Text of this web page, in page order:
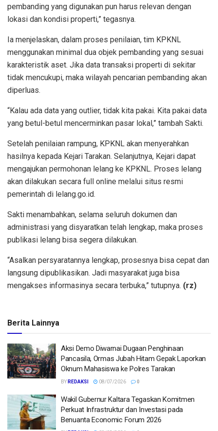
pembanding yang digunakan pun harus relevan dengan
lokasi dan kondisi properti,” tegasnya.
Ia menjelaskan, dalam proses penilaian, tim KPKNL
menggunakan minimal dua objek pembanding yang sesuai
karakteristik aset. Jika data transaksi properti di sekitar
tidak mencukupi, maka wilayah pencarian pembanding akan
diperluas.
“Kalau ada data yang outlier, tidak kita pakai. Kita pakai data
yang betul-betul mencerminkan pasar lokal,” tambah Sakti.
Setelah penilaian rampung, KPKNL akan menyerahkan
hasilnya kepada Kejari Tarakan. Selanjutnya, Kejari dapat
mengajukan permohonan lelang ke KPKNL. Proses lelang
akan dilakukan secara full online melalui situs resmi
pemerintah di lelang.go.id.
Sakti menambahkan, selama seluruh dokumen dan
administrasi yang disyaratkan telah lengkap, maka proses
publikasi lelang bisa segera dilakukan.
“Asalkan persyaratannya lengkap, prosesnya bisa cepat dan
langsung dipublikasikan. Jadi masyarakat juga bisa
mengakses informasinya secara terbuka,” tutupnya. (rz)
Berita Lainnya
Aksi Demo Diwarnai Dugaan Penghinaan
Pancasila, Ormas Jubah Hitam Gepak Laporkan
Oknum Mahasiswa ke Polres Tarakan
BY REDAKSI 08/07/2026 0
Wakil Gubernur Kaltara Tegaskan Komitmen
Perkuat Infrastruktur dan Investasi pada
Benuanta Economic Forum 2026